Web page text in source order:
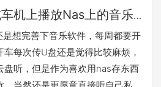
机上播放Nas上的音乐
想完善下音乐软件，每周都要开
每次传U盘还是觉得比较麻烦，
盘听，但是作为喜欢用nas存东西
当然还是更愿意直接听自己私域